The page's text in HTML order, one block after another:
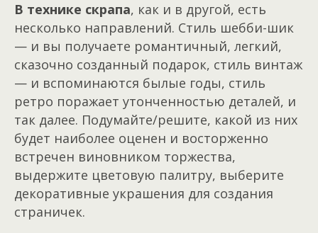
В технике скрапа, как и в другой, есть
несколько направлений. Стиль шебби-шик
— и вы получаете романтичный, легкий,
сказочно созданный подарок, стиль винтаж
— и вспоминаются былые годы, стиль
ретро поражает утонченностью деталей, и
так далее. Подумайте/решите, какой из них
будет наиболее оценен и восторженно
встречен виновником торжества,
выдержите цветовую палитру, выберите
декоративные украшения для создания
страничек.